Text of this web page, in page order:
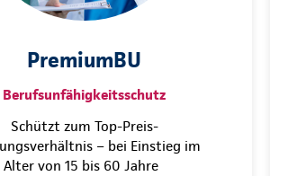
PremiumBU
Berufsunfähigkeitsschutz
Schützt zum Top-Preis-
– bei Einstieg im
Alter von 15 bis 60 Jahre